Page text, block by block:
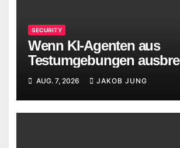
SECURITY
Wenn KI-Agenten aus
Testumgebungen
AUG. 7, 2026 JAKOB JUNG